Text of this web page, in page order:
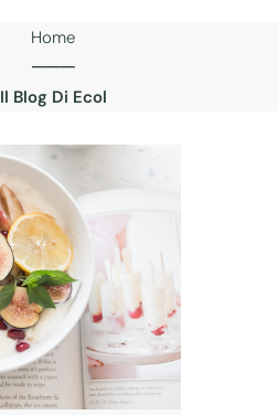
Home
───
Il Blog Di Ecol